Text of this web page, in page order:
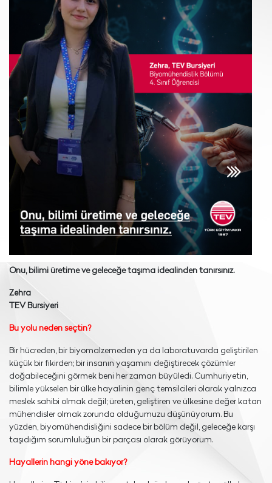
Onu, bilimi üretime ve geleceğe taşıma idealinden tanırsınız.
Zehra
TEV Bursiyeri
Bu yolu neden seçtin?
Bir hücreden, bir biyomalzemeden ya da laboratuvarda geliştirilen
küçük bir fikirden; bir insanın yaşamını değiştirecek çözümler
doğabileceğini görmek beni her zaman büyüledi. Cumhuriyetin,
bilimle yükselen bir ülke hayalinin genç temsilcileri olarak yalnızca
meslek sahibi olmak değil; üreten, geliştiren ve ülkesine değer katan
mühendisler olmak zorunda olduğumuzu düşünüyorum. Bu
yüzden, biyomühendisliğini sadece bir bölüm değil, geleceğe karşı
taşıdığım sorumluluğun bir parçası olarak görüyorum.
Hayallerin hangi yöne bakıyor?